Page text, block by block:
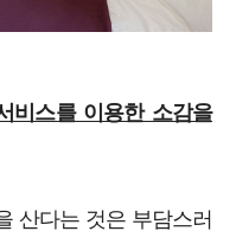
비스를 이용한 소감을
산다는 것은 부담스러